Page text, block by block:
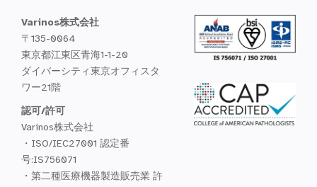
Varinos株式会社
〒135-0064
東京都江東区青海1-1-20
ダイバーシティ東京オフィスタ
ワー21階
認可/許可
Varinos株式会社
・ISO/IEC27001 認定番
号:IS756071
・第二種医療機器製造販売業 許